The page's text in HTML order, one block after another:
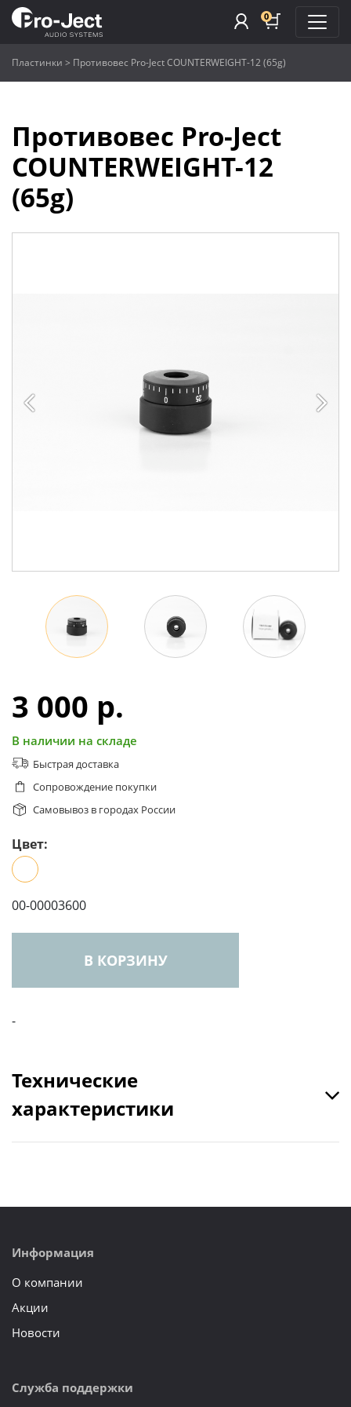
0
Пластинки > Противовес Pro-Ject COUNTERWEIGHT-12 (65g)
Противовес Pro-Ject
COUNTERWEIGHT-12
(65g)
3 000 p.
В наличии на складе
Быстрая доставка
Сопровождение покупки
Самовывоз в городах России
Цвет:
00-00003600
В КОРЗИНУ
-
Технические
характеристики
Информация
О компании
Акции
Новости
Служба поддержки